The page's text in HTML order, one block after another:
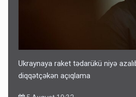
Ukraynaya raket tədarükü niyə
diqqətçəkən açıqlama